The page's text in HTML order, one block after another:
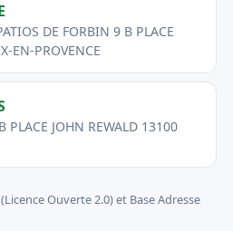
DE FORBIN 9 B PLACE
EN-PROVENCE
PLACE JOHN REWALD 13100
(Licence Ouverte 2.0) et Base Adresse